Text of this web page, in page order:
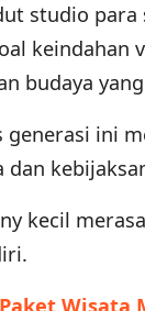
studio
keindahan
budaya
ini
dan
kecil
Wisata